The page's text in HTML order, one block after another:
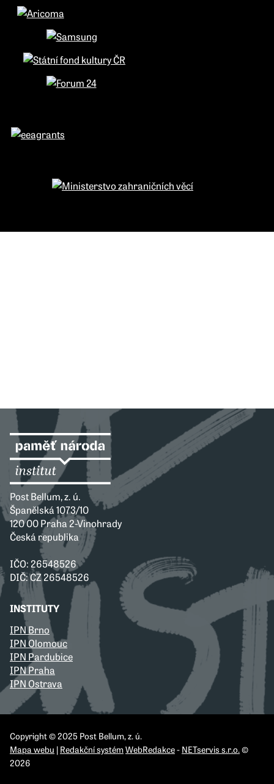
Post Bellum, z. ú.
Španělská 1073/10
120 00 Praha 2-Vinohrady
Česká republika
IČO: 26548526
DIČ: CZ 26548526
INSTITUTY
IPN Brno
IPN Olomouc
IPN Pardubice
IPN Praha
IPN Ostrava
Copyright © 2025 Post Bellum, z. ú.
Mapa webu | Redakční systémWebRedakce- NETservis s.r.o.©
2026